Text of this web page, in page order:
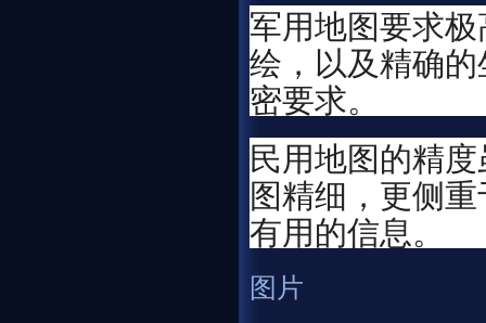
军用地图要求
绘，以及精确
密要求。
民用地图的精
图精细，更侧
有用的信息。
图片